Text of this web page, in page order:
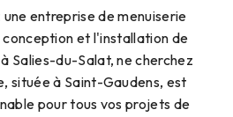
une entreprise de menuiserie
conception et l'installation de
Salies-du-Salat, ne cherchez
située à Saint-Gaudens, est
pour tous vos projets de